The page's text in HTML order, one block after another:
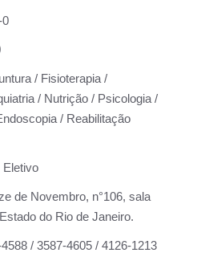
0
/ Fisioterapia /
/ Nutrição / Psicologia /
/ Reabilitação
Eletivo
de Novembro, n°106, sala
do Rio de Janeiro.
/ 3587-4605 / 4126-1213